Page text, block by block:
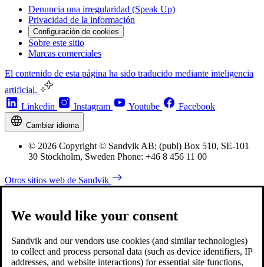
Denuncia una irregularidad (Speak Up)
Privacidad de la información
Configuración de cookies
Sobre este sitio
Marcas comerciales
El contenido de esta página ha sido traducido mediante inteligencia
artificial.
Linkedin
Instagram Youtube Facebook
Cambiar idioma
© 2026 Copyright © Sandvik AB; (publ) Box 510, SE-101
30 Stockholm, Sweden Phone: +46 8 456 11 00
Otros sitios web de Sandvik
We would like your consent
Sandvik and our vendors use cookies (and similar technologies)
to collect and process personal data (such as device identifiers, IP
addresses, and website interactions) for essential site functions,